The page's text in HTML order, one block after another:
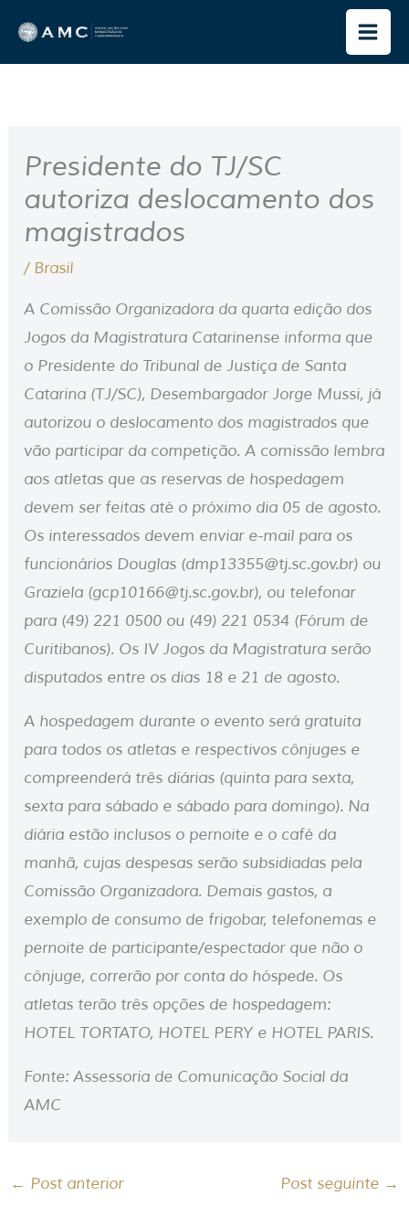
para
o
Presidente do TJ/SC
autoriza deslocamento dos
magistrados
/ Brasil
A Comissão Organizadora da quarta edição dos
Jogos da Magistratura Catarinense informa que
o Presidente do Tribunal de Justiça de Santa
Catarina (TJ/SC), Desembargador Jorge Mussi, já
autorizou o deslocamento dos magistrados que
vão participar da competição. A comissão lembra
aos atletas que as reservas de hospedagem
devem ser feitas até o próximo dia 05 de agosto.
Os interessados devem enviar e-mail para os
funcionários Douglas (dmp13355@tj.sc.gov.br) ou
Graziela (gcp10166@tj.sc.gov.br), ou telefonar
para (49) 221 0500 ou (49) 221 0534 (Fórum de
Curitibanos). Os IV Jogos da Magistratura serão
disputados entre os dias 18 e 21 de agosto.
A hospedagem durante o evento será gratuita
para todos os atletas e respectivos cônjuges e
compreenderá três diárias (quinta para sexta,
sexta para sábado e sábado para domingo). Na
diária estão inclusos o pernoite e o café da
manhã, cujas despesas serão subsidiadas pela
Comissão Organizadora. Demais gastos, a
exemplo de consumo de frigobar, telefonemas e
pernoite de participante/espectador que não o
cônjuge, correrão por conta do hóspede. Os
atletas terão três opções de hospedagem:
HOTEL TORTATO, HOTEL PERY e HOTEL PARIS.
Fonte: Assessoria de Comunicação Social da
AMC
← Post anterior Post seguinte →